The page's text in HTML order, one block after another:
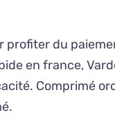
du
en france,
Comprimé